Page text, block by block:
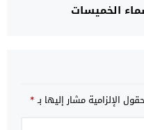
الخميسات
الإلزامية مشار إليها بـ*